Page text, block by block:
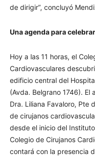
de dirigir”, concluyó
Una agenda para celebrar
Hoy a las 11 horas, el
Cardiovasculares
edificio central del
(Avda. Belgrano 1746).
Dra. Liliana Favaloro, Pte
de cirujanos
desde el inicio del
Colegio de Cirujanos
contará con la presencia